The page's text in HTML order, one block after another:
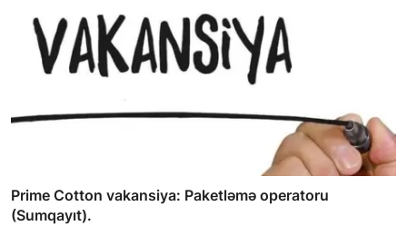
Prime Cotton vakansiya: Paketləmə operatoru
(Sumqayıt).